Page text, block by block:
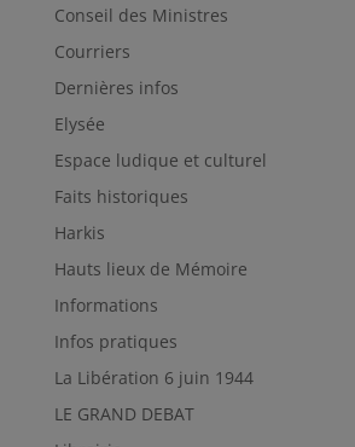
Conseil des Ministres
Courriers
Dernières infos
Elysée
Espace ludique et culturel
Faits historiques
Harkis
Hauts lieux de Mémoire
Informations
Infos pratiques
La Libération 6 juin 1944
LE GRAND DEBAT